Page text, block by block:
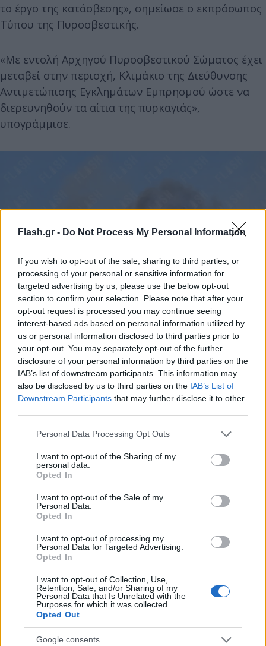
Flash.gr - Do Not Process My Personal Information
If you wish to opt-out of the sale, sharing to third parties, or
processing of your personal or sensitive information for
targeted advertising by us, please use the below opt-out
section to confirm your selection. Please note that after your
opt-out request is processed you may continue seeing
interest-based ads based on personal information utilized by
us or personal information disclosed to third parties prior to
your opt-out. You may separately opt-out of the further
disclosure of your personal information by third parties on the
IAB’s list of downstream participants. This information may
also be disclosed by us to third parties on the IAB’s List of
Downstream Participants that may further disclose it to other
Please note that this website/app uses one or more Google
not limited to your visit or usage behaviour. You may click to
grant or deny consent to Google and its third-party tags to
use your data for below specified purposes in below Google
consent section.
Personal Data Processing Opt Outs
I want to opt-out of the Sharing of my
personal data.
Opted In
I want to opt-out of the Sale of my
Personal Data.
Opted In
I want to opt-out of processing my
Personal Data for Targeted Advertising.
Opted In
I want to opt-out of Collection, Use,
Retention, Sale, and/or Sharing of my
Personal Data that Is Unrelated with the
Purposes for which it was collected.
Opted Out
Google consents
το έργο της κατάσβεσης», σημείωσε ο εκπρόσωπος
Τύπου της Πυροσβεστικής.
«Με εντολή Αρχηγού Πυροσβεστικού Σώματος έχει
μεταβεί στην περιοχή, Κλιμάκιο της Διεύθυνσης
Αντιμετώπισης Εγκλημάτων Εμπρησμού ώστε να
διερευνηθούν τα αίτια της πυρκαγιάς»,
υπογράμμισε.
Γιάννης Κέμμος/flash.gr
To Flash.gr στο μέτωπο της φωτιάς
στο Κορωπί, καταγράφοντας το καταστροφικό
πέρασμα της φωτιάς, που κατέστρεψε περιουσίες
αλλά και το φυσικό πλούτο της περιοχής.
Φωτιά ξέσπασε το μεσημέρι της Παρασκευής 4
Ιουλίου σε χαμηλή βλάστηση στην περιοχή Άγιος
Δημήτριος Κορωπίου.pic.twitter.com/Fzl2dw73gP
— Flash.gr (@flashgrofficial) July 4, 2025